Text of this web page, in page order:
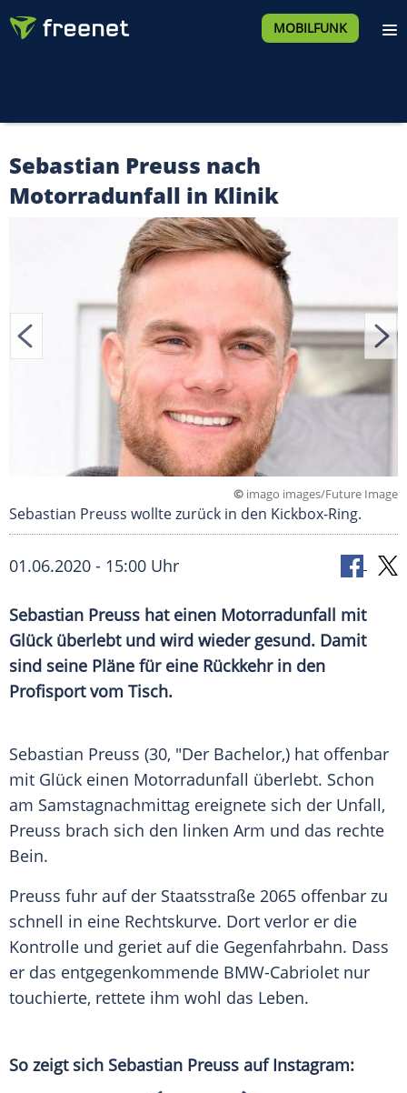
MOBILFUNK
Sebastian Preuss nach
Motorradunfall in Klinik
© imago images/Future Image
Sebastian Preuss wollte zurück in den Kickbox-Ring.
01.06.2020 - 15:00 Uhr
Sebastian Preuss hat einen Motorradunfall mit
Glück überlebt und wird wieder gesund. Damit
sind seine Pläne für eine Rückkehr in den
Profisportvom Tisch.
Sebastian Preuss (30, "Der Bachelor,) hat offenbar
mit Glück einen Motorradunfall überlebt. Schon
am Samstagnachmittag ereignete sich der Unfall,
Preuss brach sich den linken Arm und das rechte
Bein.
Preuss fuhr auf der Staatsstraße 2065 offenbar zu
schnell in eine Rechtskurve. Dort verlor er die
Kontrolle und geriet auf die Gegenfahrbahn. Dass
er das entgegenkommende BMW-Cabriolet nur
touchierte, rettete ihm wohl das Leben.
So zeigt sich Sebastian Preuss aufInstagram: